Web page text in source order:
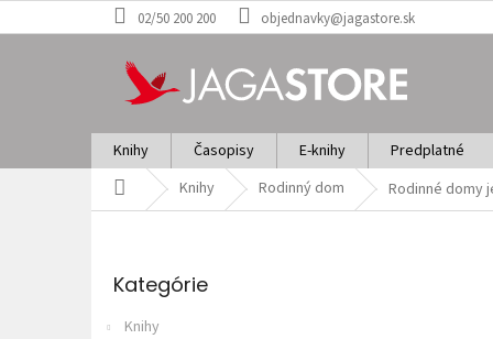
Prejsť
02/50 200 200 objednavky@jagastore.sk
Knihy Časopisy E-knihy
Predplatné
DomovKnihy Rodinný dom Rodinné domy
kategórie
Kategórie
Knihy